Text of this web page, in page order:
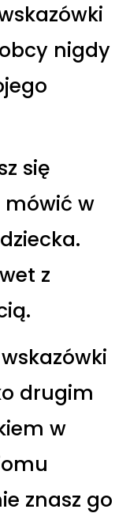
nigdy
się
mówić w
z
drugim
w
znasz go